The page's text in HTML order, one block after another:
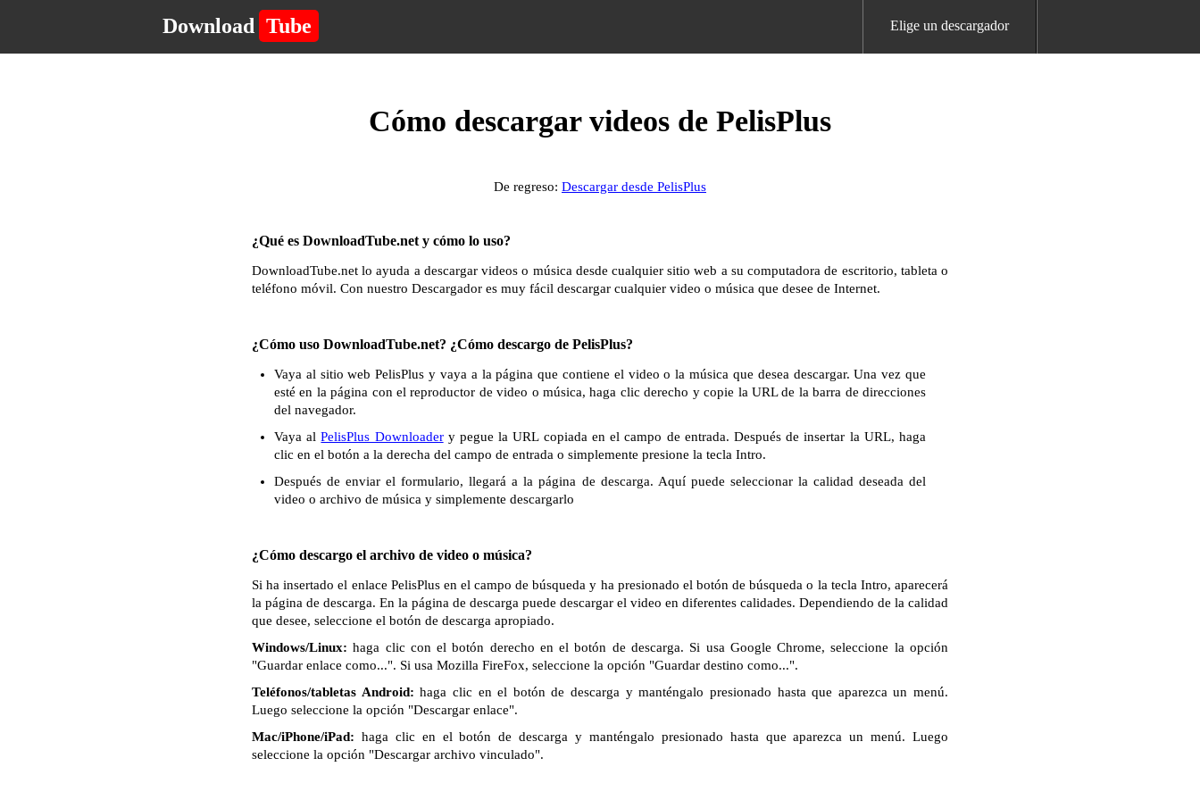
Download Tube Elige un descargador
Cómo descargar videos de PelisPlus
De regreso: Descargar desde PelisPlus
¿Qué es DownloadTube.net y cómo lo uso?
DownloadTube.net lo ayuda a descargar videos o música desde cualquier sitio web a su computadora de escritorio, tableta o
teléfono móvil. Con nuestro Descargador es muy fácil descargar cualquier video o música que desee de Internet.
¿Cómo uso DownloadTube.net? ¿Cómo descargo de PelisPlus?
Vaya al sitio web PelisPlus y vaya a la página que contiene el video o la música que desea descargar. Una vez que
esté en la página con el reproductor de video o música, haga clic derecho y copie la URL de la barra de direcciones
del navegador.
Vaya alPelisPlus Downloadery pegue la URL copiada en el campo de entrada. Después de insertar la URL, haga
clic en el botón a la derecha del campo de entrada o simplemente presione la tecla Intro.
Después de enviar el formulario, llegará a la página de descarga. Aquí puede seleccionar la calidad deseada del
video o archivo de música y simplemente descargarlo
¿Cómo descargo el archivo de video o música?
Si ha insertado el enlace PelisPlus en el campo de búsqueda y ha presionado el botón de búsqueda o la tecla Intro, aparecerá
la página de descarga. En la página de descarga puede descargar el video en diferentes calidades. Dependiendo de la calidad
que desee, seleccione el botón de descarga apropiado.
Windows/Linux: haga clic con el botón derecho en el botón de descarga. Si usa Google Chrome, seleccione la opción
"Guardar enlace como...". Si usa Mozilla FireFox, seleccione la opción "Guardar destino como...".
Teléfonos/tabletas Android: haga clic en el botón de descarga y manténgalo presionado hasta que aparezca un menú.
Luego seleccione la opción "Descargar enlace".
Mac/iPhone/iPad: haga clic en el botón de descarga y manténgalo presionado hasta que aparezca un menú. Luego
seleccione la opción "Descargar archivo vinculado".